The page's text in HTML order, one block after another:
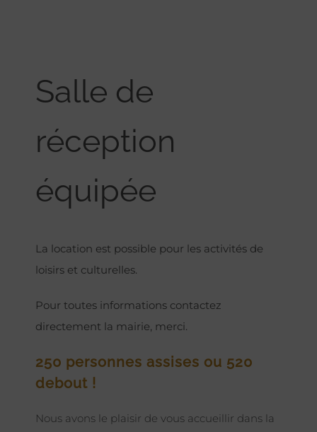
Salle de
réception
équipée
La location est possible pour les activités de
loisirs et culturelles.
Pour toutes informations contactez
directement la mairie, merci.
250 personnes assises ou 520
debout !
Nous avons le plaisir de vous accueillir dans la